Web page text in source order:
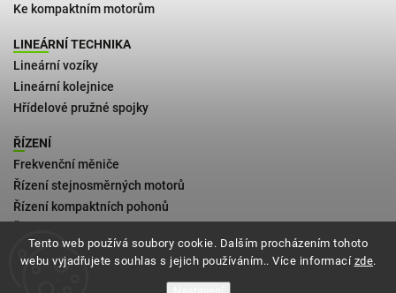
Tento web používá soubory cookie. Dalším procházením tohoto
webu vyjadřujete souhlas s jejich používáním.. Více informací zde.
Ke kompaktním motorům
LINEÁRNÍ TECHNIKA
Lineární vozíky
Lineární kolejnice
Hřídelové pružné spojky
ŘÍZENÍ
Frekvenční měniče
Řízení stejnosměrných motorů
Řízení kompaktních pohonů
Kontakt